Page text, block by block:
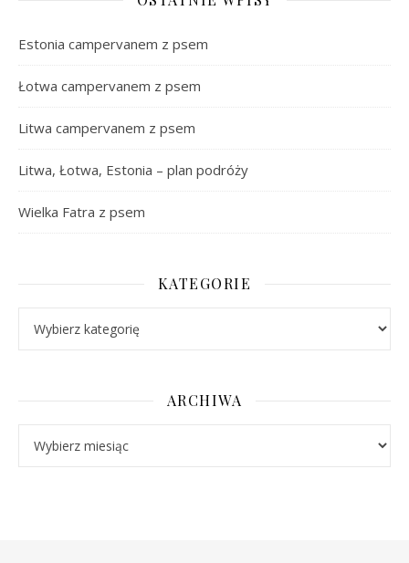
Estonia campervanem z psem
Łotwa campervanem z psem
Litwa campervanem z psem
Litwa, Łotwa, Estonia – plan podróży
Wielka Fatra z psem
KATEGORIE
ARCHIWA